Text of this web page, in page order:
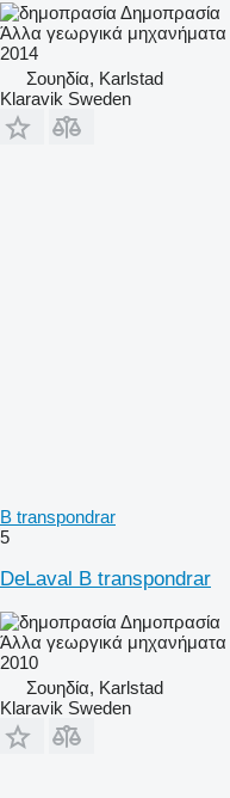
Δημοπρασία
Άλλα γεωργικά μηχανήματα
2014
Σουηδία, Karlstad
Klaravik Sweden
B transpondrar
5
DeLaval B transpondrar
Δημοπρασία
Άλλα γεωργικά μηχανήματα
2010
Σουηδία, Karlstad
Klaravik Sweden